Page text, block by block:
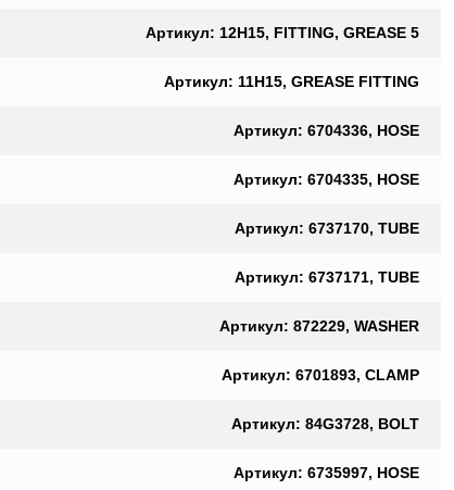
Артикул: 12H15, FITTING, GREASE 5
Артикул: 11H15, GREASE FITTING
Артикул: 6704336, HOSE
Артикул: 6704335, HOSE
Артикул: 6737170, TUBE
Артикул: 6737171, TUBE
Артикул: 872229, WASHER
Артикул: 6701893, CLAMP
Артикул: 84G3728, BOLT
Артикул: 6735997, HOSE